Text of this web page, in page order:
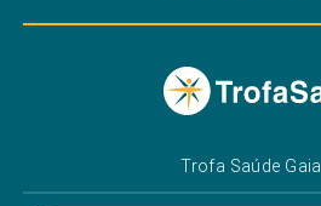
Trofa Saúde Gaia